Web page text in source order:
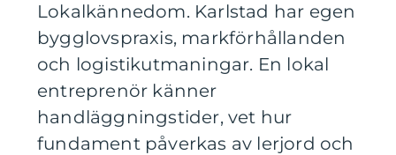
Lokalkännedom. Karlstad har egen
bygglovspraxis, markförhållanden
och logistikutmaningar. En lokal
entreprenör känner
handläggningstider, vet hur
fundament påverkas av lerjord och